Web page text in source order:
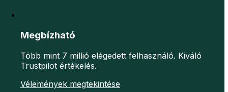
Megbízható
Több mint 7 millió elégedett felhasználó. Kiváló
Trustpilot értékelés.
Vélemények megtekintése